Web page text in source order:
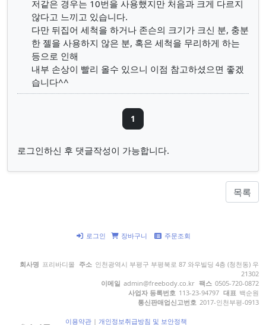
저같은 경우는 10번을 사용했지만 처음과 크게 다르지
않다고 느끼고 있습니다.
다만 뒤집어 세척을 하거나 존슨의 크기가 크신 분, 충분
한 젤을 사용하지 않은 분, 혹은 세척을 무리하게 하는
등으로 인해
내부 손상이 빨리 올수 있으니 이점 참고하셨으면 좋겠
습니다^^
1
로그인하신 후 댓글작성이 가능합니다.
목록
로그인 장바구니 주문조회
이용약관 | 개인정보취급방침 및 보안정책
회사명 프리바디몰 주소 인천광역시 부평구 부평북로 87 와우빌딩 4층 (청천동) 우
21302
이메일 admin@freebody.co.kr 팩스 0505-720-0872
사업자 등록번호 113-23-94797 대표 백순원
통신판매업신고번호 2017-인천부평-0913